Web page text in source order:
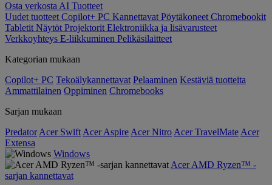
Osta verkosta AI Tuotteet
Uudet tuotteet Copilot+ PC Kannettavat Pöytäkoneet Chromebookit
Tabletit Näytöt Projektorit Elektroniikka ja lisävarusteet
Verkkoyhteys E-liikkuminen Pelikäsilaitteet
Kategorian mukaan
Copilot+ PC Tekoälykannettavat Pelaaminen Kestäviä tuotteita
Ammattilainen Oppiminen Chromebooks
Sarjan mukaan
Predator Acer Swift Acer Aspire Acer Nitro Acer TravelMate Acer
Extensa
Windows
Acer AMD Ryzen™ -
sarjan kannettavat